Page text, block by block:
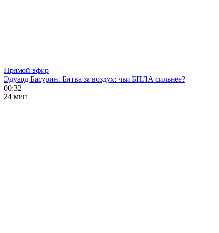
Прямой эфир
Эдуард Басурин. Битва за воздух: чьи БПЛА сильнее?
00:32
24 мин